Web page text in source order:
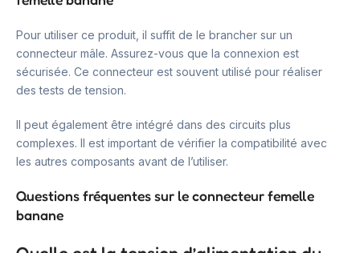
Pour utiliser ce produit, il suffit de le brancher sur un
connecteur mâle. Assurez-vous que la connexion est
sécurisée. Ce connecteur est souvent utilisé pour réaliser
des tests de tension.
Il peut également être intégré dans des circuits plus
complexes. Il est important de vérifier la compatibilité avec
les autres composants avant de l’utiliser.
Questions fréquentes sur le connecteur femelle
banane